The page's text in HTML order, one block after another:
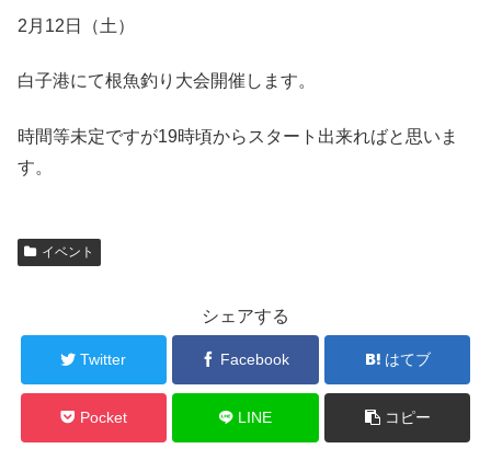
2月12日（土）
白子港にて根魚釣り大会開催します。
時間等未定ですが19時頃からスタート出来ればと思いま
す。
イベント
シェアする
Twitter Facebook はてブ
Pocket LINE コピー